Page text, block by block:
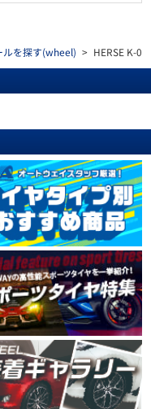
ルを探す(wheel) > HERSE K-